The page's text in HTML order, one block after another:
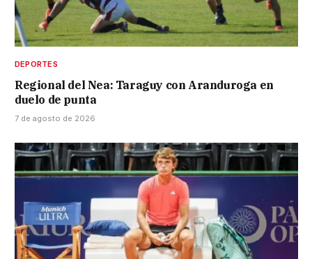
DEPORTES
Regional del Nea: Taraguy con Aranduroga en
duelo de punta
7 de agosto de 2026